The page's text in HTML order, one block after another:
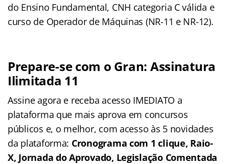
do Ensino Fundamental, CNH categoria C válida e
curso de Operador de Máquinas (NR-11 e NR-12).
Prepare-se com o Gran: Assinatura
Ilimitada 11
Assine agora e receba acesso IMEDIATO a
plataforma que mais aprova em concursos
públicos e, o melhor, com acesso às 5 novidades
da plataforma: Cronograma com 1 clique, Raio-
X, Jornada do Aprovado, Legislação Comentada